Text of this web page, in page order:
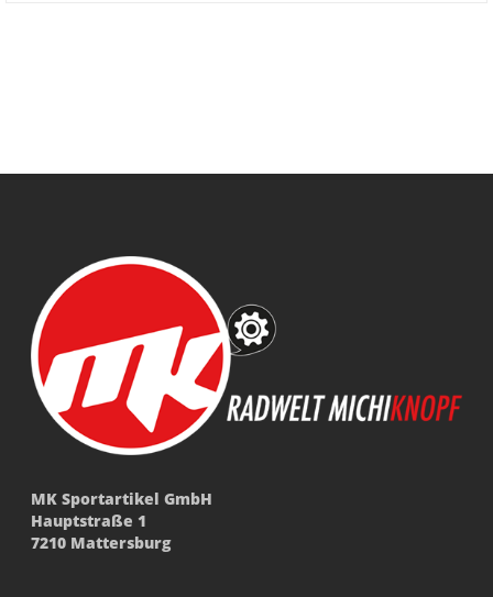
MK Sportartikel GmbH
Hauptstraße 1
7210 Mattersburg